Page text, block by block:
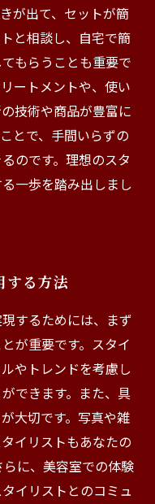
が出て、セットが簡
と相談し、自宅で簡
もらうことも重要で
ートメントや、使い
技術や商品が豊富に
とで、手間いらずの
のです。理想のスタ
一歩を踏み出しまし
する方法
するためには、まず
が重要です。スタイ
やトレンドを考慮し
できます。また、具
大切です。写真や雑
イリストもあなたの
に、美容室での体験
イリストとのコミュ